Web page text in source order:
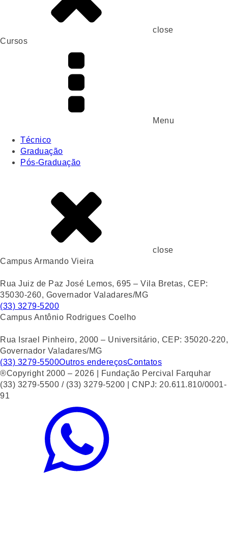
close
Cursos
Menu
Técnico
Graduação
Pós-Graduação
close
Campus Armando Vieira
Rua Juiz de Paz José Lemos, 695 – Vila Bretas, CEP:
35030-260, Governador Valadares/MG
(33) 3279-5200
Campus Antônio Rodrigues Coelho
Rua Israel Pinheiro, 2000 – Universitário, CEP: 35020-220,
Governador Valadares/MG
(33) 3279-5500Outros endereçosContatos
®Copyright 2000 – 2026 | Fundação Percival Farquhar
(33) 3279-5500 / (33) 3279-5200 | CNPJ: 20.611.810/0001-
91